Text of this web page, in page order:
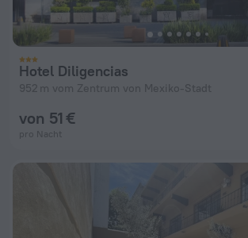
Hotel Diligencias
952 m vom Zentrum von Mexiko-Stadt
von 51 €
pro Nacht